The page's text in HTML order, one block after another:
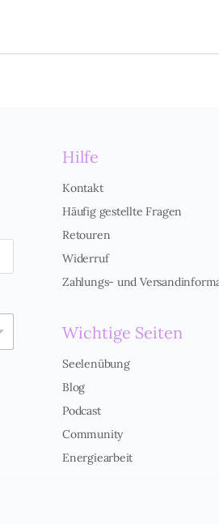
Hilfe
Kontakt
Häufig gestellte Fragen
Retouren
Widerruf
Zahlungs- und
Wichtige Seiten
Seelenübung
Blog
Podcast
Community
Energiearbeit